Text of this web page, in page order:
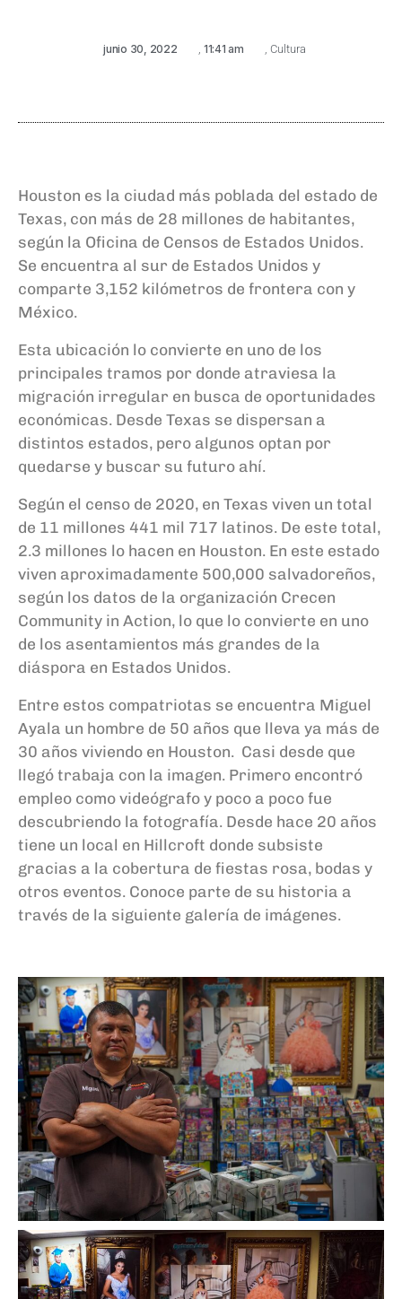
junio 30, 2022 , 11:41 am , Cultura
Houston es la ciudad más poblada del estado de
Texas, con más de 28 millones de habitantes,
según la Oficina de Censos de Estados Unidos.
Se encuentra al sur de Estados Unidos y
comparte 3,152 kilómetros de frontera con y
México.
Esta ubicación lo convierte en uno de los
principales tramos por donde atraviesa la
migración irregular en busca de oportunidades
económicas. Desde Texas se dispersan a
distintos estados, pero algunos optan por
quedarse y buscar su futuro ahí.
Según el censo de 2020, en Texas viven un total
de 11 millones 441 mil 717 latinos. De este total,
2.3 millones lo hacen en Houston. En este estado
viven aproximadamente 500,000 salvadoreños,
según los datos de la organización Crecen
Community in Action, lo que lo convierte en uno
de los asentamientos más grandes de la
diáspora en Estados Unidos.
Entre estos compatriotas se encuentra Miguel
Ayala un hombre de 50 años que lleva ya más de
30 años viviendo en Houston. Casi desde que
llegó trabaja con la imagen. Primero encontró
empleo como videógrafo y poco a poco fue
descubriendo la fotografía. Desde hace 20 años
tiene un local en Hillcroft donde subsiste
gracias a la cobertura de fiestas rosa, bodas y
otros eventos. Conoce parte de su historia a
través de la siguiente galería de imágenes.